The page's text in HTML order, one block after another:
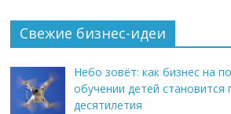
Свежие бизнес-идеи
Небо зовёт: как бизнес на
обучении детей
десятилетия